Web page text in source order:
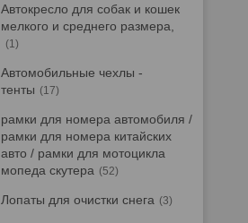
Автокресло для собак и кошек
мелкого и среднего размера,
1
Автомобильные чехлы -
тенты
17
рамки для номера автомобиля /
рамки для номера китайских
авто / рамки для мотоцикла
мопеда скутера
52
Лопаты для очистки снега 3